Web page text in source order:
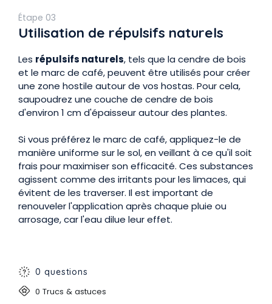
Étape 03
Utilisation de répulsifs naturels
Les répulsifs naturels, tels que la cendre de bois
et le marc de café, peuvent être utilisés pour créer
une zone hostile autour de vos hostas. Pour cela,
saupoudrez une couche de cendre de bois
d'environ 1 cm d'épaisseur autour des plantes.
Si vous préférez le marc de café, appliquez-le de
manière uniforme sur le sol, en veillant à ce qu'il soit
frais pour maximiser son efficacité. Ces substances
agissent comme des irritants pour les limaces, qui
évitent de les traverser. Il est important de
renouveler l'application après chaque pluie ou
arrosage, car l'eau dilue leur effet.
0 questions
0 Trucs & astuces